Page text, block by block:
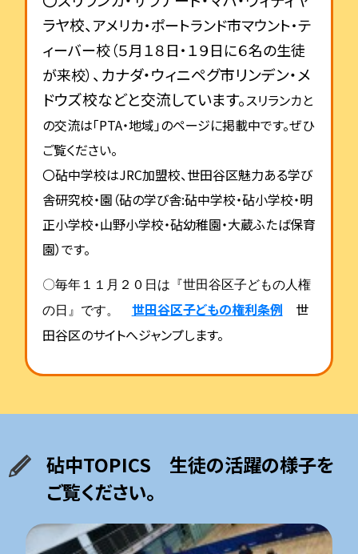
ラヤ校、アメリカ・ポートランド市マウント・テ
ィーバー校（５月１８日・１９日に６名の生徒
が来校）、カナダ・ウィニペグ市リンデン・メ
ドウズ校などと交流しています。スリランカと
の交流は「PTA・地域」のページに掲載中です。ぜひ
ご覧ください。
〇砧中学校はJRC加盟校、世田谷区魅力ある学び
舎研究校・園（砧の学び舎:砧中学校・砧小学校・明
正小学校・山野小学校・砧幼稚園・大蔵ふたば保育
園）です。
〇毎年１１月２０日は『世田谷区子どもの人権
の日』です。
世田谷区子どもの権利条例 世
田谷区のサイトへジャンプします。
砧中TOPICS 生徒の活躍の様子を
ご覧ください。